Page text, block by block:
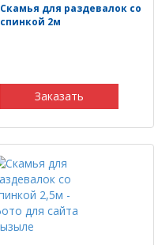
Скамья для раздевалок со
спинкой 2м
Заказать